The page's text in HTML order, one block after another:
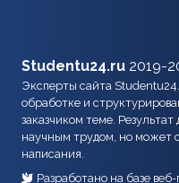
Studentu24.ru 2019-
Эксперты сайта
обработке и
заказчиком теме.
научным трудом, но может
написания.
Разработано на базе